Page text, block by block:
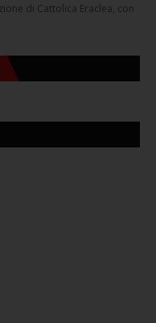
di Cattolica Eraclea, con